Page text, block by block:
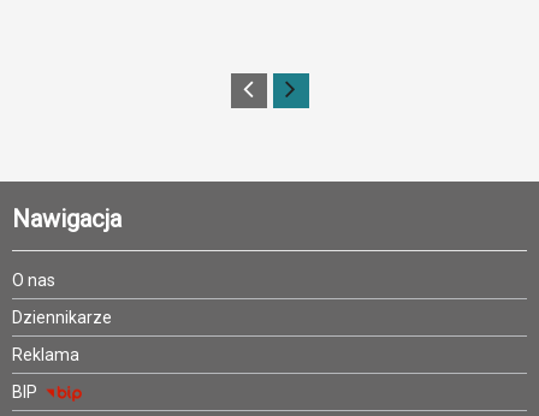
Nawigacja
O nas
Dziennikarze
Reklama
BIP